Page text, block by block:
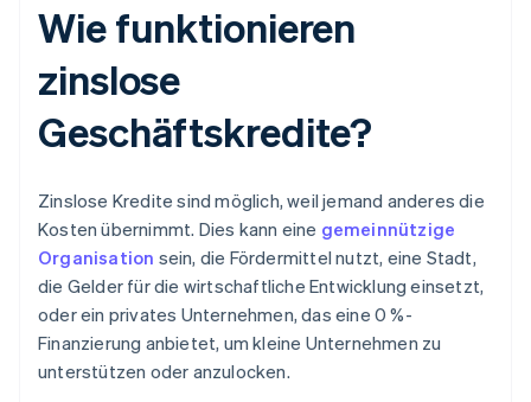
Wie funktionieren
zinslose
Geschäftskredite?
Zinslose Kredite sind möglich, weil jemand anderes die
Kosten übernimmt. Dies kann eine gemeinnützige
Organisation sein, die Fördermittel nutzt, eine Stadt,
die Gelder für die wirtschaftliche Entwicklung einsetzt,
oder ein privates Unternehmen, das eine 0 %-
Finanzierung anbietet, um kleine Unternehmen zu
unterstützen oder anzulocken.